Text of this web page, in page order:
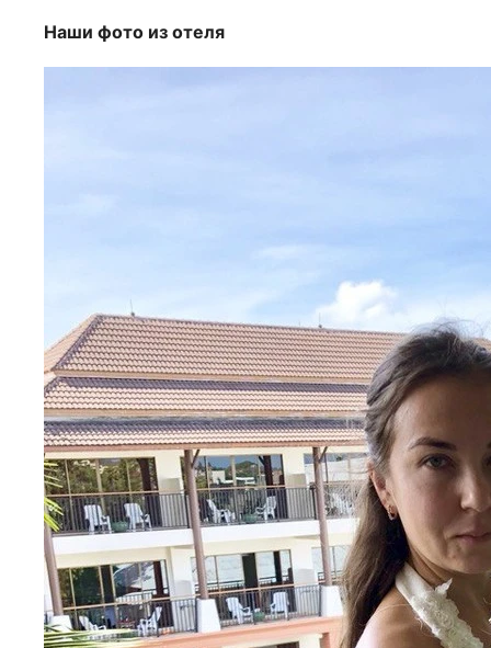
Наши фото из отеля